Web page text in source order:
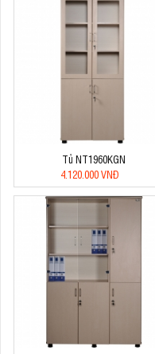
Tủ NT1960KGN
4.120.000 VNĐ